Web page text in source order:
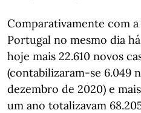
Comparativamente com
Portugal no mesmo dia
hoje mais 22.610 novos
(contabilizaram-se 6.049
dezembro de 2020) e
um ano totalizavam